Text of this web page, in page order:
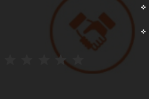
Рейтинг: 5 из 5.